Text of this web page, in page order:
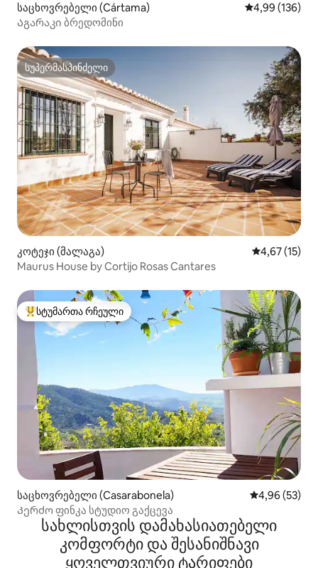
საცხოვრებელი (Cártama) საშუალო
4,99 (136)
Აგარაკი ბრედომინი
სუპერმასპინძელი
სუპერმასპინძელი
კოტეჯი (მალაგა) საშუალო
4,67 (15)
Maurus House by Cortijo Rosas Cantares
სტუმართა რჩეული მოწინავე ვარიანტი
სტუმართა რჩეული
საცხოვრებელი (Casarabonela) საშუალო
4,96 (53)
Კერძო ფინკა სტუდიო გაქცევა
სახლისთვის დამახასიათებელი
კომფორტი და შესანიშნავი
ყოველთვიური ტარიფები